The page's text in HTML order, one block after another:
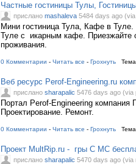
Частные гостиницы Тулы,
прислано mashaleva 5484 days ago
Мини гостиница Тула, Кафе в
Туле с икарным кафе. Приезжайте
проживания.
0 Комментарии - Читать все - Грохнуть
Веб ресурс Perof-Engineering.ru
прислано sharapalic 5476 days ago (via
Портал Perof-Engineering
Проектирование. Ремонт.
0 Комментарии - Читать все - Грохнуть
Проект MultRip.ru - гры С МС
прислано sharapalic 5470 days ago (via